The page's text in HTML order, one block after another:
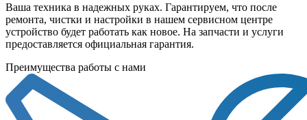
Ваша техника в надежных руках. Гарантируем, что после
ремонта, чистки и настройки в нашем сервисном центре
устройство будет работать как новое. На запчасти и услуги
предоставляется официальная гарантия.
Преимущества работы с нами